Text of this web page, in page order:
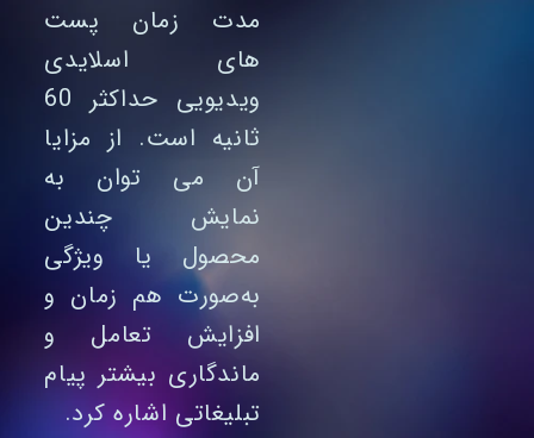
مدت زمان پست
های اسلایدی
ویدیویی حداکثر 60
ثانیه است. از مزایا
آن می توان به
نمایش چندین
محصول یا ویژگی
به‌صورت هم‌ زمان و
افزایش تعامل و
ماندگاری بیشتر پیام
تبلیغاتی اشاره کرد.